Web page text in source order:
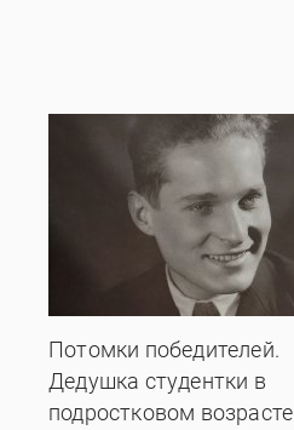
Потомки победителей.
Дедушка студентки в
подростковом возрасте